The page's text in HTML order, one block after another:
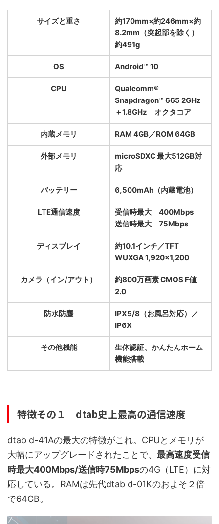
サイズと重さ
約170mm×約246mm×約
8.2mm（突起部を除く）
約491g
OS Android™ 10
CPU
Qualcomm®
Snapdragon™ 665 2GHz
＋1.8GHz オクタコア
内蔵メモリ RAM 4GB／ROM 64GB
外部メモリ
microSDXC 最大512GB対
応
バッテリー 6,500mAh（内蔵電池）
LTE通信速度
受信時最大 400Mbps
送信時最大 75Mbps
ディスプレイ
約10.1インチ／TFT
WUXGA 1,920×1,200
カメラ（イン/アウト）
約800万画素 CMOS F値
2.0
防水防塵
IPX5/8（お風呂対応）／
IP6X
その他機能
生体認証、かんたんホーム
機能搭載
特徴その１ dtab史上最高の通信速度
dtab d-41Aの最大の特徴がこれ。CPUとメモリが
大幅にアップグレードされたことで、 最高速度受信
時最大400Mbps/送信時75Mbpsの4G（LTE）に対
応している。RAMは先代dtab d-01Kのおよそ２倍
で64GB。